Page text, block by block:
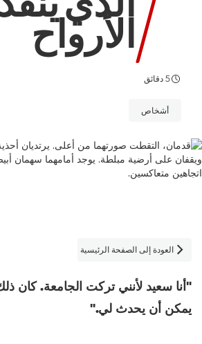
الأرواح
5 دقائق
أشخاص
 العودة إلى الصفحة الرئيسية
"أنا سعيد لأنني تركت الجامعة. كان
يمكن أن يحدث لي."